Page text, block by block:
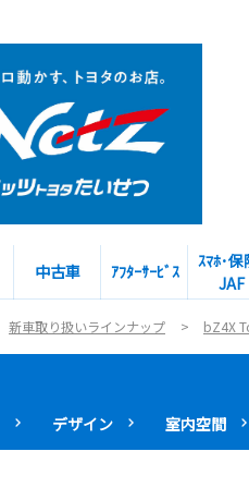
中古車 ｱﾌﾀｰｻｰﾋﾞｽ
ｽﾏﾎ･保
JAF
新車取り扱いラインナップ bZ4X
デザイン 室内空間